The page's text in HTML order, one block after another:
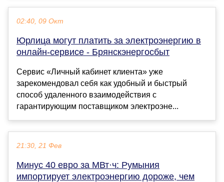
02:40, 09 Окт
Юрлица могут платить за электроэнергию в
онлайн-сервисе - Брянскэнергосбыт
Сервис «Личный кабинет клиента» уже
зарекомендовал себя как удобный и быстрый
способ удаленного взаимодействия с
гарантирующим поставщиком электроэне...
21:30, 21 Фев
Минус 40 евро за МВт·ч: Румыния
импортирует электроэнергию дороже, чем